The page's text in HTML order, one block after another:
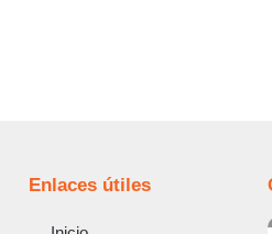
Enlaces útiles